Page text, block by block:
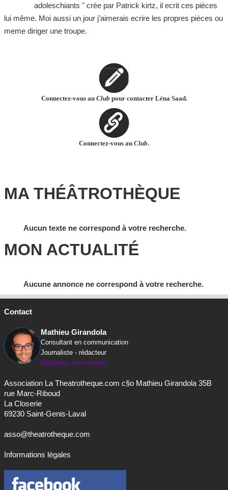
adoleschiants " crée par Patrick kirtz, il ecrit ces pièces
lui même. Moi aussi un jour j’aimerais ecrire les propres pièces ou
meme diriger une troupe.
Connectez-vous au Club pour contacter Léna Saad.
Connectez-vous au Club.
MA THÉÂTROTHÈQUE
Aucun texte ne correspond à votre recherche.
MON ACTUALITÉ
Aucune annonce ne correspond à votre recherche.
Contact
Mathieu Girandola
Consultant en communication
Journaliste - rédacteur
Rejoignez mon réseau
Association La Theatrotheque.com c§o Mathieu Girandola 35B
rue Marc-Riboud
La Closerie
69230 Saint-Genis-Laval
asso@theatrotheque.com
Informations légales